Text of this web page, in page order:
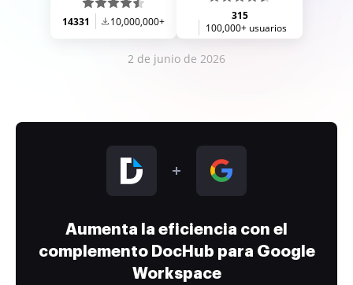
14331 10,000,000+
315
100,000+ usuarios
2 de junio de 2026
Aumenta la eficiencia con el
complemento DocHub para Google
Workspace